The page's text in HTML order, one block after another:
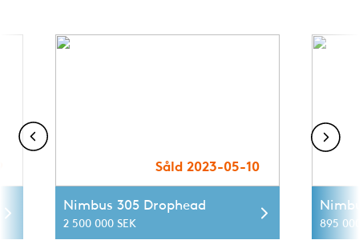
Såld 2023-05-10
Nimbus 305 Drophead
2 500 000 SEK 895